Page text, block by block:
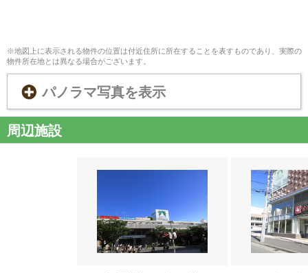
※地図上に表示される物件の位置は付近住所に所在することを表すものであり、実際の
物件所在地とは異なる場合がございます。
パノラマ写真を表示
周辺施設